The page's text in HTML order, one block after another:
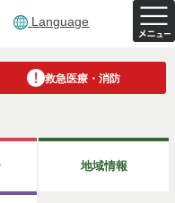
Language
救急医療・消防
地域情報